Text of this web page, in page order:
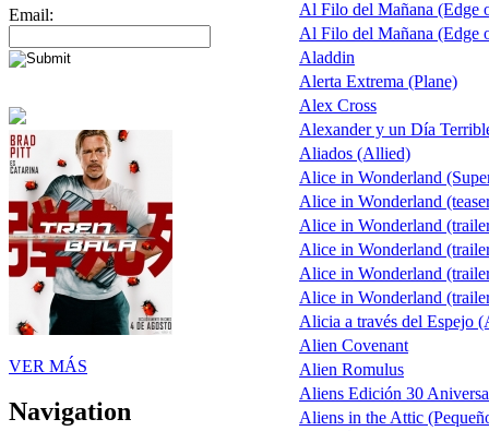
Email:
VER MÁS
Navigation
Al Filo del Mañana (Edge
Al Filo del Mañana (Edge
Aladdin
Alerta Extrema (Plane)
Alex Cross
Alexander y un Día
Aliados (Allied)
Alice in Wonderland
Alice in Wonderland
Alice in Wonderland
Alice in Wonderland
Alice in Wonderland
Alice in Wonderland
Alicia a través del Espejo
Alien Covenant
Alien Romulus
Aliens Edición 30
Aliens in the Attic